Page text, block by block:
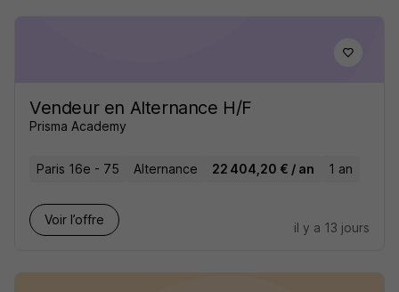
Vendeur en Alternance H/F
Prisma Academy
Paris 16e - 75 Alternance 22 404,20 € / an 1 an
Voir l’offre
il y a 13 jours